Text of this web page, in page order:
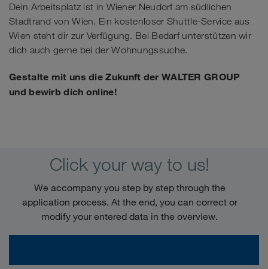
Dein Arbeitsplatz ist in Wiener Neudorf am südlichen
Stadtrand von Wien. Ein kostenloser Shuttle-Service aus
Wien steht dir zur Verfügung. Bei Bedarf unterstützen wir
dich auch gerne bei der Wohnungssuche.
Gestalte mit uns die Zukunft der WALTER GROUP
und bewirb dich online!
Click your way to us!
We accompany you step by step through the
application process. At the end, you can correct or
modify your entered data in the overview.